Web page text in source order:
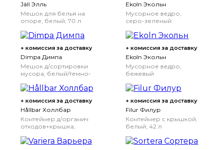
Jäll Элль
Мешок для белья на
опоре, белый, 70 л
Ekoln Экольн
Мусорное ведро,
серо-зеленый
+ комиссия за доставку
Dimpa Димпа
Мешок д/сортировки
мусора, белый/темно-
22x35x45 см/35 л
+ комиссия за доставку
Ekoln Экольн
Мусорное ведро,
бежевый
+ комиссия за доставку
Hållbar Холлбар
Контейнер д/органич
отходов+крышка,
+ комиссия за доставку
Filur Филур
Контейнер с крышкой,
белый, 42 л